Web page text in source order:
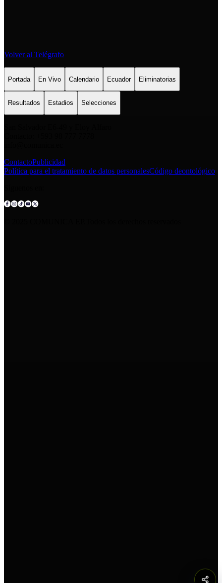
Volver al Telégrafo
Portada En Vivo Calendario Ecuador Eliminatorias
Resultados Estadios Selecciones
ContactoPublicidad
Política para el tratamiento de datos personalesCódigo deontológico